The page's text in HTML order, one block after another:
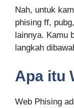
Nah, untuk
phising ff,
lainnya. Kamu
langkah
Apa itu
Web Phising